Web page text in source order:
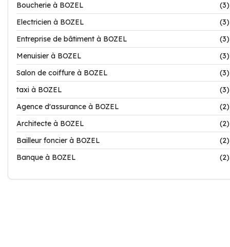
Boucherie à BOZEL
(3)
Electricien à BOZEL
(3)
Entreprise de bâtiment à BOZEL
(3)
Menuisier à BOZEL
(3)
Salon de coiffure à BOZEL
(3)
taxi à BOZEL
(3)
Agence d'assurance à BOZEL
(2)
Architecte à BOZEL
(2)
Bailleur foncier à BOZEL
(2)
Banque à BOZEL
(2)